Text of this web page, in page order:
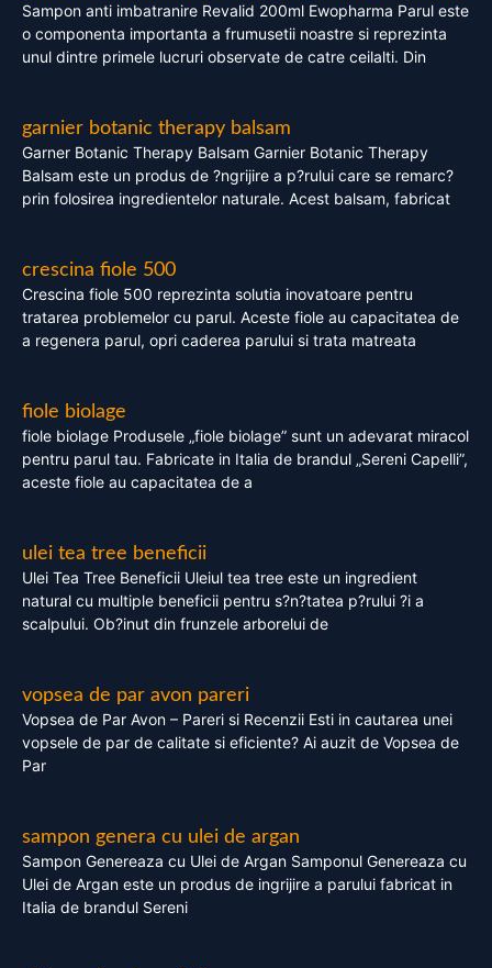
Sampon anti imbatranire Revalid 200ml Ewopharma Parul este
o componenta importanta a frumusetii noastre si reprezinta
unul dintre primele lucruri observate de catre ceilalti. Din
garnier botanic therapy balsam
Garner Botanic Therapy Balsam Garnier Botanic Therapy
Balsam este un produs de ?ngrijire a p?rului care se remarc?
prin folosirea ingredientelor naturale. Acest balsam, fabricat
crescina fiole 500
Crescina fiole 500 reprezinta solutia inovatoare pentru
tratarea problemelor cu parul. Aceste fiole au capacitatea de
a regenera parul, opri caderea parului si trata matreata
fiole biolage
fiole biolage Produsele „fiole biolage” sunt un adevarat miracol
pentru parul tau. Fabricate in Italia de brandul „Sereni Capelli”,
aceste fiole au capacitatea de a
ulei tea tree beneficii
Ulei Tea Tree Beneficii Uleiul tea tree este un ingredient
natural cu multiple beneficii pentru s?n?tatea p?rului ?i a
scalpului. Ob?inut din frunzele arborelui de
vopsea de par avon pareri
Vopsea de Par Avon – Pareri si Recenzii Esti in cautarea unei
vopsele de par de calitate si eficiente? Ai auzit de Vopsea de
Par
sampon genera cu ulei de argan
Sampon Genereaza cu Ulei de Argan Samponul Genereaza cu
Ulei de Argan este un produs de ingrijire a parului fabricat in
Italia de brandul Sereni